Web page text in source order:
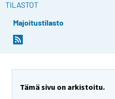
TILASTOT
Majoitustilasto
Tämä sivu on arkistoitu.